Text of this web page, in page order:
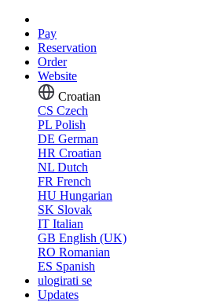
Pay
Reservation
Order
Website
Croatian
CS Czech
PL Polish
DE German
HR Croatian
NL Dutch
FR French
HU Hungarian
SK Slovak
IT Italian
GB English (UK)
RO Romanian
ES Spanish
ulogirati se
Updates